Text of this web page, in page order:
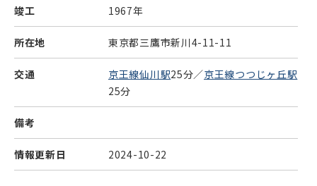
竣工 1967年
所在地 東京都三鷹市新川4-11-11
交通 京王線仙川駅25分／京王線つつじヶ丘駅
25分
備考
情報更新日 2024-10-22